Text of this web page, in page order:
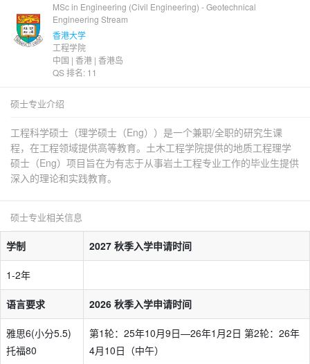
MSc in Engineering (Civil Engineering) - Geotechnical
Engineering Stream
香港大学
工程学院
中国 | 香港 | 香港岛
QS 排名: 11
硕士专业介绍
工程科学硕士（理学硕士（Eng））是一个兼职/全职的研究生课
程，在工程领域提供高等教育。土木工程学院提供的地质工程理学
硕士（Eng）项目旨在为有志于从事岩土工程专业工作的毕业生提供
深入的理论和实践教育。
硕士专业相关信息
学制 2027 秋季入学申请时间
1-2年
语言要求 2026 秋季入学申请时间
雅思6(小分5.5)
托福80
第1轮：25年10月9日—26年1月2日 第2轮：26年
4月10日（中午）